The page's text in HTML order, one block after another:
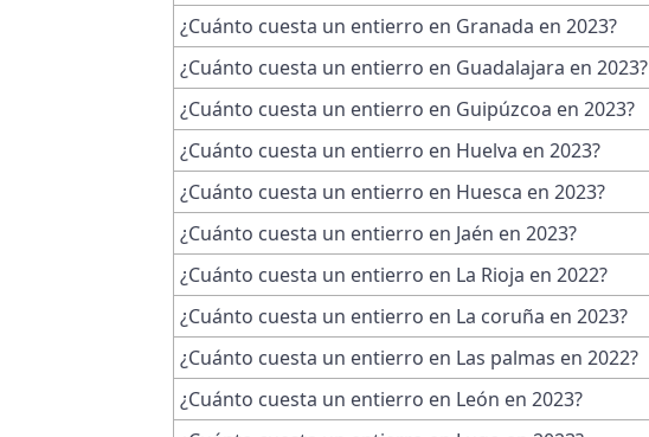
¿Cuánto cuesta un entierro en Granada en 2023?
¿Cuánto cuesta un entierro en Guadalajara en 2023?
¿Cuánto cuesta un entierro en Guipúzcoa en 2023?
¿Cuánto cuesta un entierro en Huelva en 2023?
¿Cuánto cuesta un entierro en Huesca en 2023?
¿Cuánto cuesta un entierro en Jaén en 2023?
¿Cuánto cuesta un entierro en La Rioja en 2022?
¿Cuánto cuesta un entierro en La coruña en 2023?
¿Cuánto cuesta un entierro en Las palmas en 2022?
¿Cuánto cuesta un entierro en León en 2023?